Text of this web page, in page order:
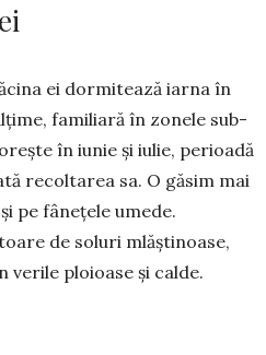
ei dormitează iarna în
familiară în zonele sub-
în iu­nie și iulie, perioadă
recol­tarea sa. O gă­sim mai
pe fânețele umede.
de soluri mlăștinoase,
verile ploioase și calde.